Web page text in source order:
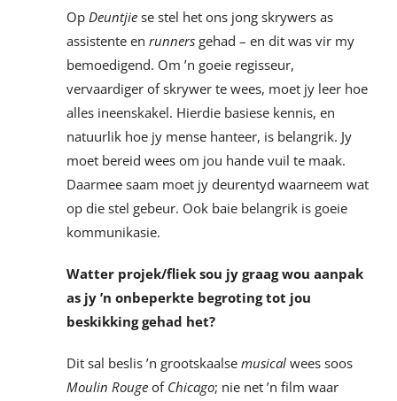
Op Deuntjiese stel het ons jong skrywers as
assistente en runnersgehad – en dit was vir my
bemoedigend. Om ’n goeie regisseur,
vervaardiger of skrywer te wees, moet jy leer hoe
alles ineenskakel. Hierdie basiese kennis, en
natuurlik hoe jy mense hanteer, is belangrik. Jy
moet bereid wees om jou hande vuil te maak.
Daarmee saam moet jy deurentyd waarneem wat
op die stel gebeur. Ook baie belangrik is goeie
kommunikasie.
Watter projek/fliek sou jy graag wou aanpak
as jy ’n onbeperkte begroting tot jou
beskikking gehad het?
Dit sal beslis ’n grootskaalse musicalwees soos
Moulin Rougeof Chicago; nie net ’n film waar